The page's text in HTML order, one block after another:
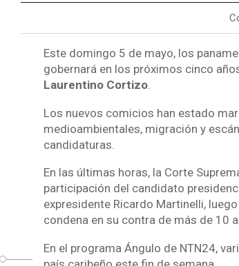
Este domingo 5 de mayo, los
gobernará en los próximos cinco
Laurentino Cortizo.
Los nuevos comicios han estado
medioambientales, migración y
candidaturas.
En las últimas horas, la Corte
participación del candidato
expresidente Ricardo Martinelli,
condena en su contra de más de 10
En el programa Ángulo de NTN24,